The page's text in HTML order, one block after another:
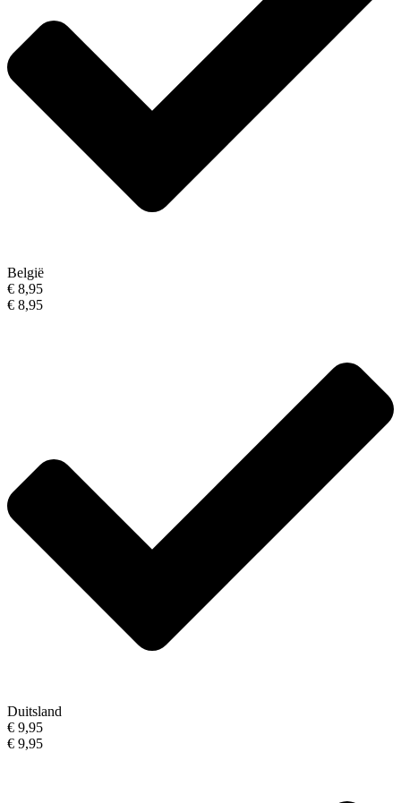
België
€ 8,95
€ 8,95
Duitsland
€ 9,95
€ 9,95